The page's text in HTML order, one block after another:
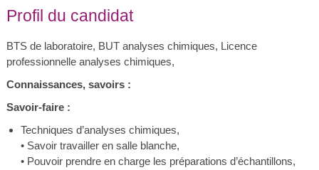
Profil du candidat
BTS de laboratoire, BUT analyses chimiques, Licence
professionnelle analyses chimiques,
Connaissances, savoirs :
Savoir-faire :
Techniques d’analyses chimiques,
• Savoir travailler en salle blanche,
• Pouvoir prendre en charge les préparations d’échantillons,